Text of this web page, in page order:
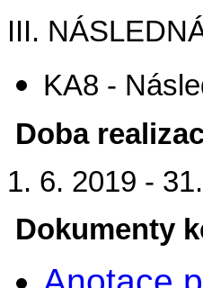
III.
KA8 -
Doba
1. 6. 2019 -
Dokumenty